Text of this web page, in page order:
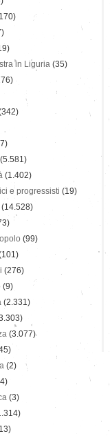
in Liguria (35)
(5.581)
(1.402)
e progressisti (19)
(14.528)
(99)
(276)
(9)
(2.331)
(3.077)
(2)
(3)